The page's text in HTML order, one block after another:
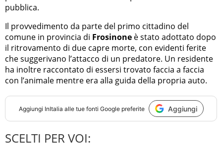
pubblica.
Il provvedimento da parte del primo cittadino del
comune in provincia di Frosinone è stato adottato dopo
il ritrovamento di due capre morte, con evidenti ferite
che suggerivano l’attacco di un predatore. Un residente
ha inoltre raccontato di essersi trovato faccia a faccia
con l’animale mentre era alla guida della propria auto.
Aggiungi InItalia alle tue fonti Google preferite Aggiungi
SCELTI PER VOI: